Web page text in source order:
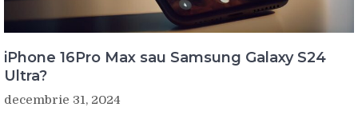
iPhone 16Pro Max sau Samsung Galaxy S24
Ultra?
decembrie 31, 2024